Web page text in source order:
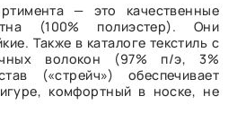
— это качественные
(100% полиэстер). Они
Также в каталоге текстиль с
волокон (97% п/э, 3%
(«стрейч») обеспечивает
комфортный в носке, не